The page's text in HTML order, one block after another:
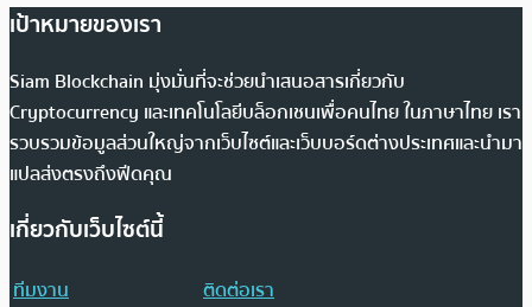
เป้าหมายของเรา
Siam Blockchain มุ่งมั่นที่จะช่วยนำเสนอสารเกี่ยวกับ
Cryptocurrency และเทคโนโลยีบล็อกเชนเพื่อคนไทย ในภาษาไทย เรา
รวบรวมข้อมูลส่วนใหญ่จากเว็บไซต์และเว็บบอร์ดต่างประเทศและนำมา
แปลส่งตรงถึงฟีดคุณ
เกี่ยวกับเว็บไซต์นี้
ทีมงาน
ติดต่อเรา